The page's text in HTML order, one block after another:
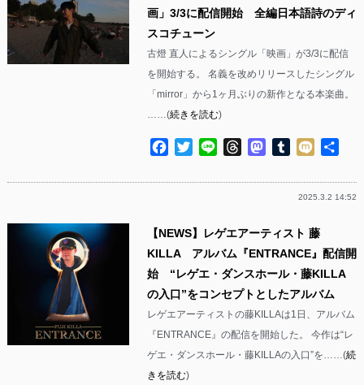
画」3/3に配信開始 全編日本語詩のディ
スコチューン
古燈 直人によるシングル「映画」が3/3に配信
を開始する。 名義を改めリリースしたシングル
「mirror」から1ヶ月ぶりの新作となる本楽曲。
……(続きを読む)
Facebook
TwitterLine ThreadsMastodon
Tumblr
Mixi
2025.3.2 14:52
【NEWS】レゲエアーティスト 藤
KILLA アルバム『ENTRANCE』配信開
始 “レゲエ・ダンスホール・藤KILLA
の入口”をコンセプトとしたアルバム
レゲエアーティストの藤KILLAは1日、アルバム
『ENTRANCE』の配信を開始した。 今作は“レ
ゲエ・ダンスホール・藤KILLAの入口”を……(続
きを読む)